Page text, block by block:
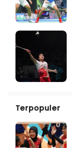
Terpopuler